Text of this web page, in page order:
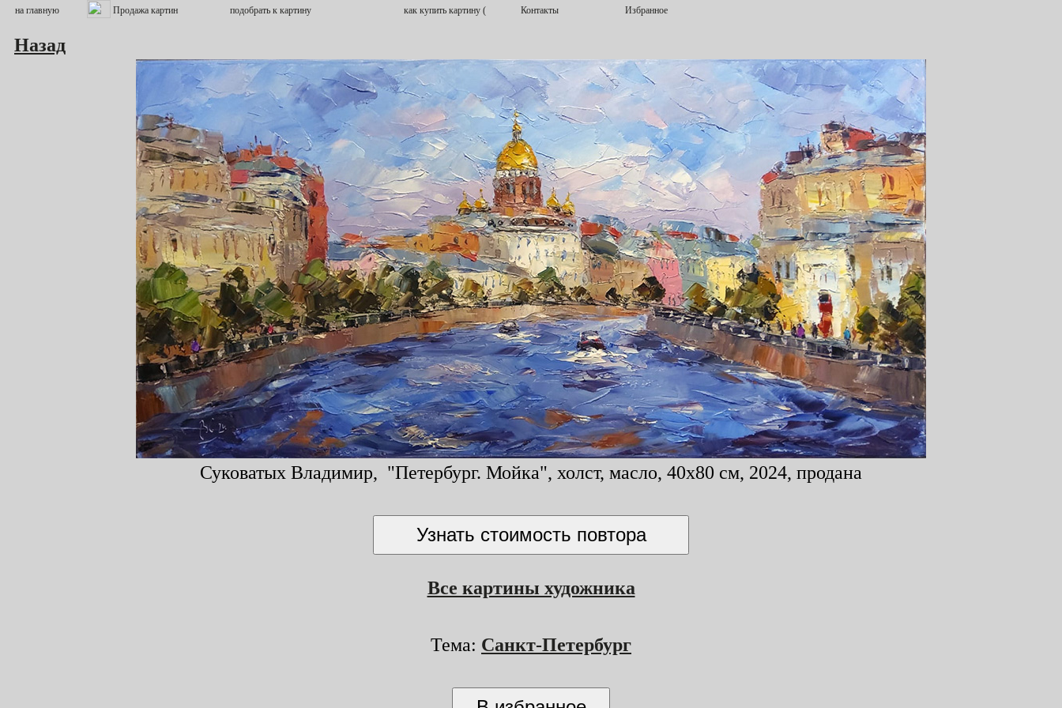
Назад
Суковатых Владимир, "Петербург. Мойка", холст, масло, 40x80 см, 2024, продана
Все картины художника
Тема: Санкт-Петербург